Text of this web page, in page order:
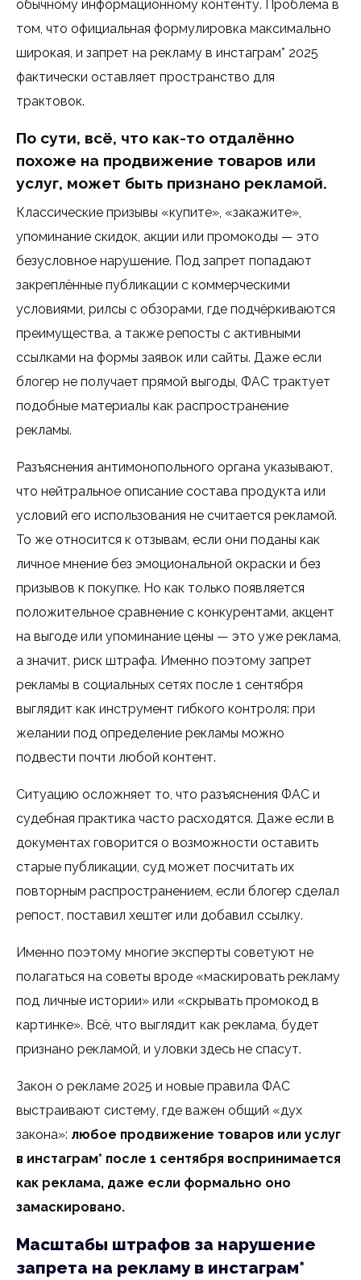
обычному информационному контенту. Проблема в
том, что официальная формулировка максимально
широкая, и запрет на рекламу в инстаграм* 2025
фактически оставляет пространство для
трактовок.
По сути, всё, что как-то отдалённо
похоже на продвижение товаров или
услуг, может быть признано рекламой.
Классические призывы «купите», «закажите»,
упоминание скидок, акции или промокоды — это
безусловное нарушение. Под запрет попадают
закреплённые публикации с коммерческими
условиями, рилсы с обзорами, где подчёркиваются
преимущества, а также репосты с активными
ссылками на формы заявок или сайты. Даже если
блогер не получает прямой выгоды, ФАС трактует
подобные материалы как распространение
рекламы.
Разъяснения антимонопольного органа указывают,
что нейтральное описание состава продукта или
условий его использования не считается рекламой.
То же относится к отзывам, если они поданы как
личное мнение без эмоциональной окраски и без
призывов к покупке. Но как только появляется
положительное сравнение с конкурентами, акцент
на выгоде или упоминание цены — это уже реклама,
а значит, риск штрафа. Именно поэтому запрет
рекламы в социальных сетях после 1 сентября
выглядит как инструмент гибкого контроля: при
желании под определение рекламы можно
подвести почти любой контент.
Ситуацию осложняет то, что разъяснения ФАС и
судебная практика часто расходятся. Даже если в
документах говорится о возможности оставить
старые публикации, суд может посчитать их
повторным распространением, если блогер сделал
репост, поставил хештег или добавил ссылку.
Именно поэтому многие эксперты советуют не
полагаться на советы вроде «маскировать рекламу
под личные истории» или «скрывать промокод в
картинке». Всё, что выглядит как реклама, будет
признано рекламой, и уловки здесь не спасут.
Закон о рекламе 2025 и новые правила ФАС
выстраивают систему, где важен общий «дух
закона»: любое продвижение товаров или услуг
в инстаграм* после 1 сентября воспринимается
как реклама, даже если формально оно
замаскировано.
Масштабы штрафов за нарушение
запрета на рекламу в инстаграм*